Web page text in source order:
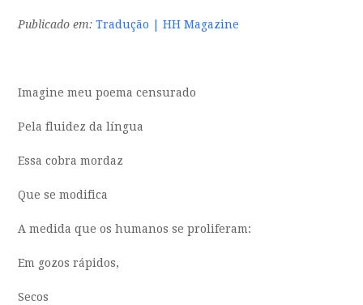
Publicado em: Tradução | HH Magazine
Imagine meu poema censurado
Pela fluidez da língua
Essa cobra mordaz
Que se modifica
A medida que os humanos se proliferam:
Em gozos rápidos,
Secos